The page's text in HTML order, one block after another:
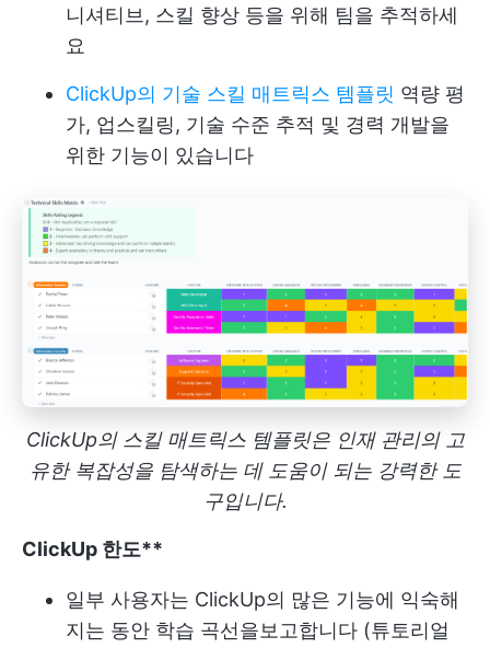
니셔티브, 스킬 향상 등을 위해 팀을 추적하세
요
ClickUp의 기술 스킬 매트릭스 템플릿 역량 평
가, 업스킬링, 기술 수준 추적 및 경력 개발을
위한 기능이 있습니다
ClickUp의 스킬 매트릭스 템플릿은 인재 관리의 고
유한 복잡성을 탐색하는 데 도움이 되는 강력한 도
구입니다.
ClickUp 한도**
일부 사용자는 ClickUp의 많은 기능에 익숙해
지는 동안 학습 곡선을보고합니다 (튜토리얼